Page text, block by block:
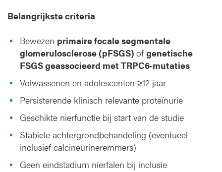
Belangrijkste criteria
Bewezen primaire focale segmentale
glomerulosclerose (pFSGS) ofgenetische
FSGS geassocieerd met TRPC6‑mutaties
Volwassenen en adolescenten ≥12 jaar
Persisterende klinisch relevante proteïnurie
Geschikte nierfunctie bij start van de studie
Stabiele achtergrondbehandeling (eventueel
inclusief calcineurineremmers)
Geen eindstadium nierfalen bij inclusie